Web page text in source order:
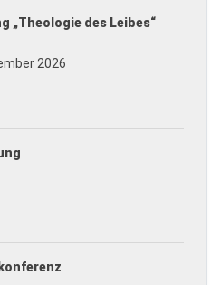
„Theologie des Leibes“
2026